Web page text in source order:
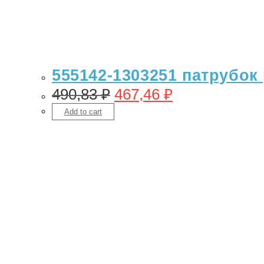
555142-1303251
490,83₽ 467,46 ₽
Add to cart